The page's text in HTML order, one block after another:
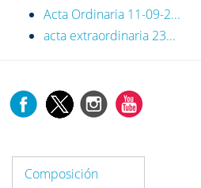
Acta Ordinaria 11-09-2...
acta extraordinaria 23...
Composición